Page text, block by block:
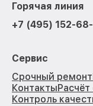
Горячая линия
+7 (495) 152-
Сервис
Срочный ремонт
Контакты
Контроль